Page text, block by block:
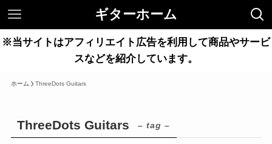
ギターホーム
※当サイトはアフィリエイト広告を利用して商品やサービ
スなどを紹介しています。
ホーム ThreeDots Guitars
ThreeDots Guitars – tag –